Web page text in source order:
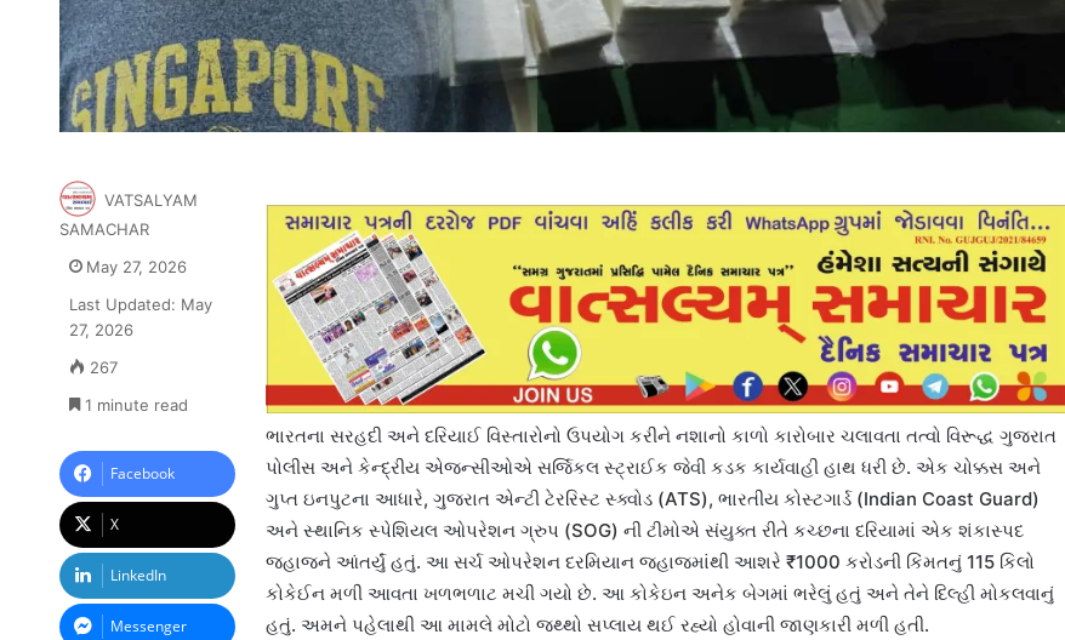
ભારતના સરહદી અને દરિયાઈ વિસ્તારોનો ઉપયોગ કરીને નશાનો કાળો કારોબાર ચલાવતા તત્વો વિરૂદ્ધ ગુજરાત
પોલીસ અને કેન્દ્રીય એજન્સીઓએ સર્જિકલ સ્ટ્રાઈક જેવી કડક કાર્યવાહી હાથ ધરી છે. એક ચોક્કસ અને
ગુપ્ત ઇનપુટના આધારે, ગુજરાત એન્ટી ટેરરિસ્ટ સ્ક્વોડ (ATS), ભારતીય કોસ્ટગાર્ડ (Indian Coast Guard)
અને સ્થાનિક સ્પેશિયલ ઓપરેશન ગ્રુપ (SOG) ની ટીમોએ સંયુક્ત રીતે કચ્છના દરિયામાં એક શંકાસ્પદ
જહાજને આંતર્યું હતું. આ સર્ચ ઓપરેશન દરમિયાન જહાજમાંથી આશરે ₹1000 કરોડની કિંમતનું 115 કિલો
કોકેઈન મળી આવતા ખળભળાટ મચી ગયો છે. આ કોકેઇન અનેક બેગમાં ભરેલું હતું અને તેને દિલ્હી મોકલવાનું
હતું. અમને પહેલાથી આ મામલે મોટો જથ્થો સપ્લાય થઈ રહ્યો હોવાની જાણકારી મળી હતી.
VATSALYAM
SAMACHAR
May 27, 2026
Last Updated: May
27, 2026
267
1 minute read
Facebook
X
LinkedIn
Messenger